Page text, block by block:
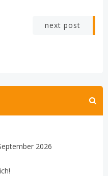
next post
2026